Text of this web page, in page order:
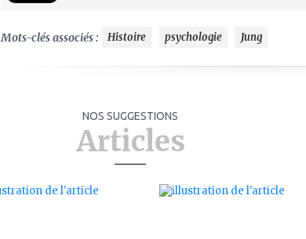
Mots-clés associés : Histoire psychologie Jung
NOS SUGGESTIONS
Articles